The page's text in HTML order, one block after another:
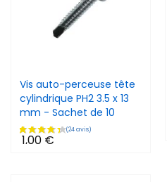
Vis auto-perceuse tête
cylindrique PH2 3.5 x 13
mm - Sachet de 10
1,00 €